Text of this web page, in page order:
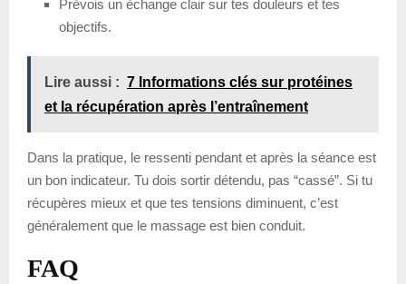
Prévois un échange clair sur tes douleurs et tes
objectifs.
Lire aussi : 7 Informations clés sur protéines
et la récupération après l’entraînement
Dans la pratique, le ressenti pendant et après la séance est
un bon indicateur. Tu dois sortir détendu, pas “cassé”. Si tu
récupères mieux et que tes tensions diminuent, c’est
généralement que le massage est bien conduit.
FAQ